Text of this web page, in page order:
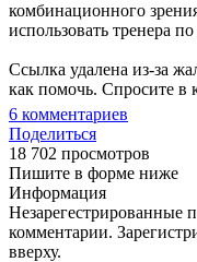
комбинационного
использовать тренера
Ссылка удалена из-за
как помочь. Спросите в
6 комментариев
Поделиться
18 702 просмотров
Пишите в форме ниже
Информация
Незарегестрированные
комментарии.
вверху.